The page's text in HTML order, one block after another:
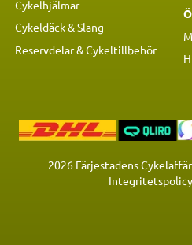
Cykelhjälmar
Cykeldäck & Slang
Reservdelar&Cykeltillbehör
2026Färjestadens